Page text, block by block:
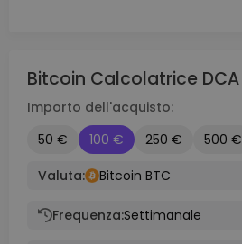
Bitcoin Calcolatrice DCA
Importo dell'acquisto:
50 €
100 € 250 € 500 €
Valuta:
Bitcoin BTC
Frequenza:Settimanale